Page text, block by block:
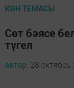
КӨН ТЕМАСЫ
Сөт бәясе
түгел
автор, 28 октябрь